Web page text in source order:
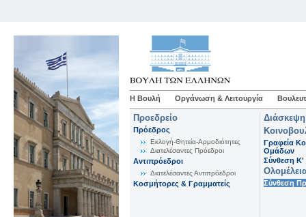
Η Βουλή Οργάνωση & Λειτουργία
Προεδρείο
Πρόεδρος
Εκλογή-Θητεία-Αρμοδιότητες
Διατελέσαντες Πρόεδροι
Αντιπρόεδροι
Διατελέσαντες Αντιπρόεδροι
Κοσμήτορες & Γραμματείς
Γραφεία
Ομάδων
Σύνθεση K'
Σύνθεση